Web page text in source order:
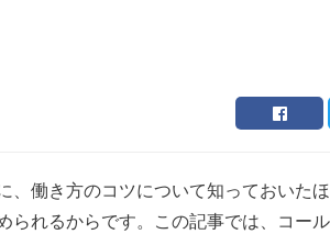
、働き方のコツについて知っておいた
られるからです。この記事では、コー